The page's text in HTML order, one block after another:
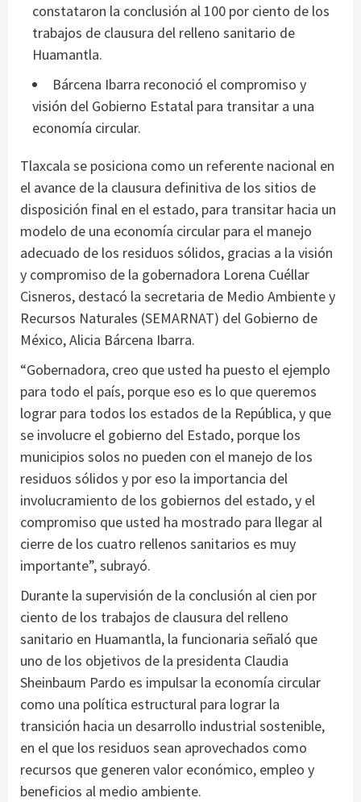
constataron la conclusión al 100 por ciento de los
trabajos de clausura del relleno sanitario de
Huamantla.
Bárcena Ibarra reconoció el compromiso y
visión del Gobierno Estatal para transitar a una
economía circular.
Tlaxcala se posiciona como un referente nacional en
el avance de la clausura definitiva de los sitios de
disposición final en el estado, para transitar hacia un
modelo de una economía circular para el manejo
adecuado de los residuos sólidos, gracias a la visión
y compromiso de la gobernadora Lorena Cuéllar
Cisneros, destacó la secretaria de Medio Ambiente y
Recursos Naturales (SEMARNAT) del Gobierno de
México, Alicia Bárcena Ibarra.
“Gobernadora, creo que usted ha puesto el ejemplo
para todo el país, porque eso es lo que queremos
lograr para todos los estados de la República, y que
se involucre el gobierno del Estado, porque los
municipios solos no pueden con el manejo de los
residuos sólidos y por eso la importancia del
involucramiento de los gobiernos del estado, y el
compromiso que usted ha mostrado para llegar al
cierre de los cuatro rellenos sanitarios es muy
importante”, subrayó.
Durante la supervisión de la conclusión al cien por
ciento de los trabajos de clausura del relleno
sanitario en Huamantla, la funcionaria señaló que
uno de los objetivos de la presidenta Claudia
Sheinbaum Pardo es impulsar la economía circular
como una política estructural para lograr la
transición hacia un desarrollo industrial sostenible,
en el que los residuos sean aprovechados como
recursos que generen valor económico, empleo y
beneficios al medio ambiente.